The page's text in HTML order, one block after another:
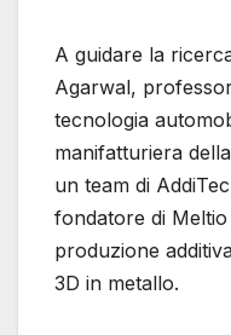
A guidare la
Agarwal,
tecnologia
manifatturiera
un team di
fondatore di
produzione
3D in metallo.